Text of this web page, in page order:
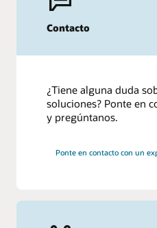
Contacto
¿Tiene alguna duda
soluciones? Ponte en
y pregúntanos.
Ponte en contacto con un